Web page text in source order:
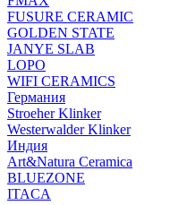
FUSURE CERAMIC
GOLDEN STATE
JANYE SLAB
LOPO
WIFI CERAMICS
Германия
Stroeher Klinker
Westerwalder Klinker
Индия
Art&Natura Ceramica
BLUEZONE
ITACA